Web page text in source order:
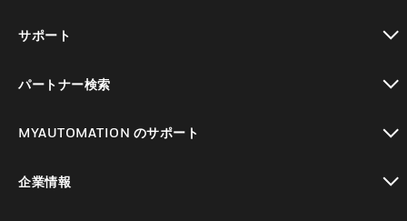
サポート
パートナー検索
MYAUTOMATION のサポート
企業情報